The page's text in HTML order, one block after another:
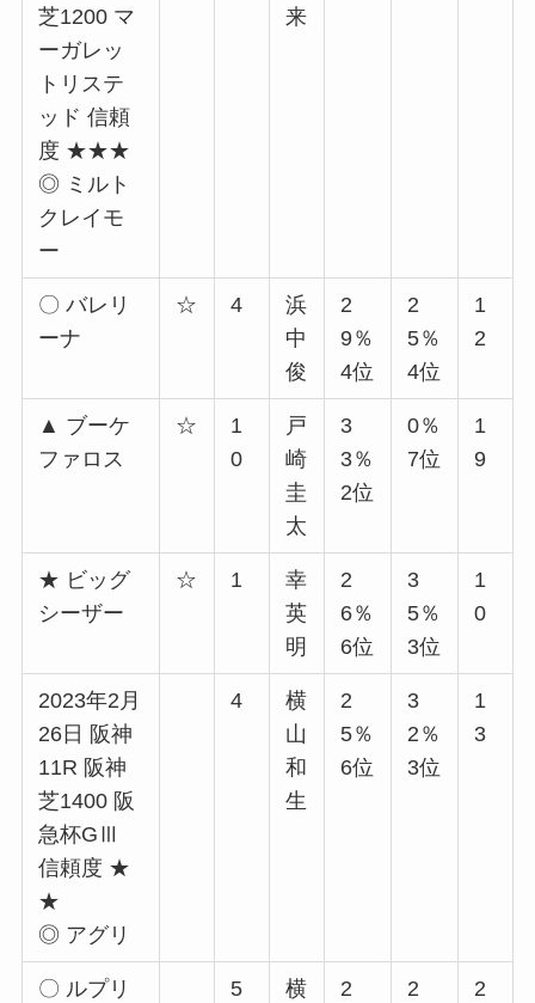
芝1200 マ
ーガレッ
トリステ
ッド 信頼
度 ★★★
◎ ミルト
クレイモ
ー
来
〇 バレリ
ーナ
☆ 4
浜
中
俊
2
9％
4位
2
5％
4位
1
2
▲ ブーケ
ファロス
☆
1
0
戸
崎
圭
太
3
3％
2位
0％
7位
1
9
★ ビッグ
シーザー
☆ 1
幸
英
明
2
6％
6位
3
5％
3位
1
0
2023年2月
26日 阪神
11R 阪神
芝1400 阪
急杯GⅢ
信頼度 ★
★
◎ アグリ
4
横
山
和
生
2
5％
6位
3
2％
3位
1
3
〇 ルプリ
5
横
2
2
2